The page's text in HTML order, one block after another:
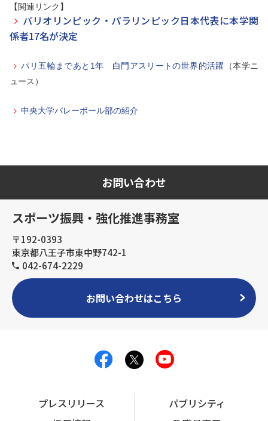
【関連リンク】
パリオリンピック・パラリンピック日本代表に本学関
係者17名が決定
パリ五輪まであと1年 白門アスリートの世界的活躍 （本学ニ
ュース）
中央大学バレーボール部の紹介
お問い合わせ
スポーツ振興・強化推進事務室
〒192-0393
東京都八王子市東中野742-1
042-674-2229
お問い合わせはこちら
プレスリリース
パブリシティ